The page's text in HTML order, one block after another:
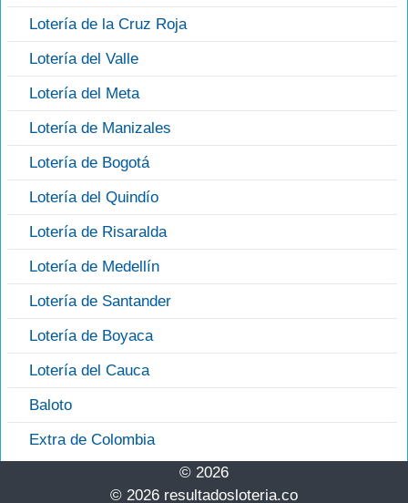
Lotería de la Cruz Roja
Lotería del Valle
Lotería del Meta
Lotería de Manizales
Lotería de Bogotá
Lotería del Quindío
Lotería de Risaralda
Lotería de Medellín
Lotería de Santander
Lotería de Boyaca
Lotería del Cauca
Baloto
Extra de Colombia
© 2026
© 2026 resultadosloteria.co